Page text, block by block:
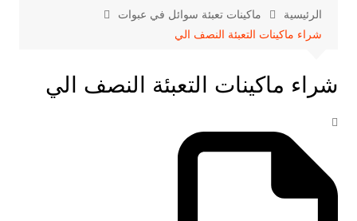
الرئيسية
ماكينات تعبئة سوائل في عبوات
شراء ماكينات التعبئة النصف الي
شراء ماكينات التعبئة النصف الي